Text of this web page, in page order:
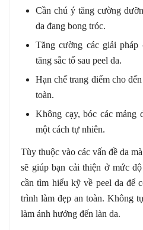
Cần chú ý tăng cường
da đang bong tróc.
Tăng cường các giải pháp
tăng sắc tố sau peel da.
Hạn chế trang điểm cho
toàn.
Không cạy, bóc các mảng
một cách tự nhiên.
Tùy thuộc vào các vấn đề da
sẽ giúp bạn cải thiện ở mức
cần tìm hiểu kỹ về peel da để
trình làm đẹp an toàn. Không
làm ảnh hưởng đến làn da.